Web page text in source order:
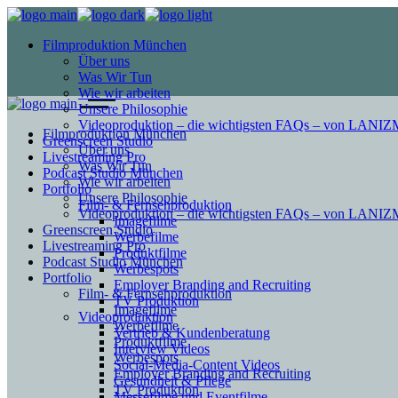
Filmproduktion München
Über uns
Was Wir Tun
Wie wir arbeiten
Unsere Philosophie
Videoproduktion – die wichtigsten FAQs – von
Greenscreen Studio
Livestreaming Pro
Podcast Studio München
Portfolio
Film- & Fernsehproduktion
Imagefilme
Werbefilme
Produktfilme
Werbespots
Employer Branding and Recruiting
TV Produktion
Videoproduktion
Vertrieb & Kundenberatung
Interview Videos
Social-Media-Content Videos
Gesundheit & Pflege
Filmproduktion München
Über uns
Was Wir Tun
Wie wir arbeiten
Unsere Philosophie
Videoproduktion – die wichtigsten FAQs – von
Greenscreen Studio
Livestreaming Pro
Podcast Studio München
Portfolio
Film- & Fernsehproduktion
Imagefilme
Werbefilme
Produktfilme
Werbespots
Employer Branding and Recruiting
TV Produktion